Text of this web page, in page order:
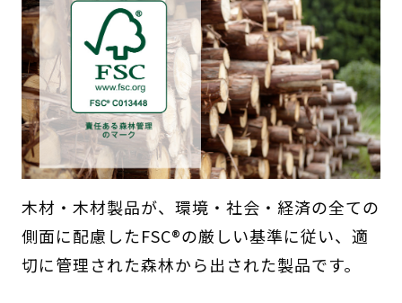
木材・木材製品が、環境・社会・経済の全ての
側面に配慮したFSC®の厳しい基準に従い、適
切に管理された森林から出された製品です。